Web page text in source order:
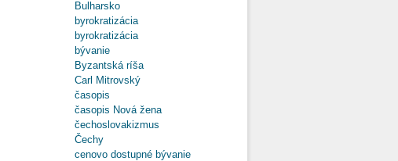
Bulharsko
byrokratizácia
byrokratizácia
bývanie
Byzantská ríša
Carl Mitrovský
časopis
časopis Nová žena
čechoslovakizmus
Čechy
cenovo dostupné bývanie